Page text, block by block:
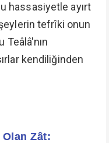
hassasiyetle ayırt
tefrîki onun
Teâlâ'nın
kendiliğinden
Zât: